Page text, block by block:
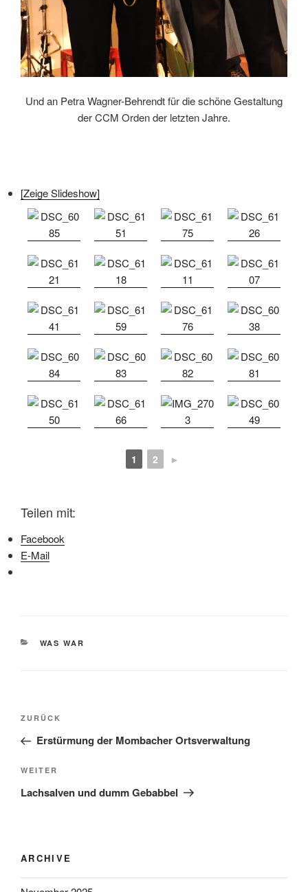
Und an Petra Wagner-Behrendt für die schöne Gestaltung
der CCM Orden der letzten Jahre.
[Zeige Slideshow]
1 2 ►
Teilen mit:
Facebook
E-Mail
KATEGORIEN
WAS WAR
Beitragsnavigation
Vorheriger
Beitrag
ZURÜCK
Erstürmung der Mombacher Ortsverwaltung
Nächster
Beitrag
WEITER
Lachsalven und dumm Gebabbel
ARCHIVE